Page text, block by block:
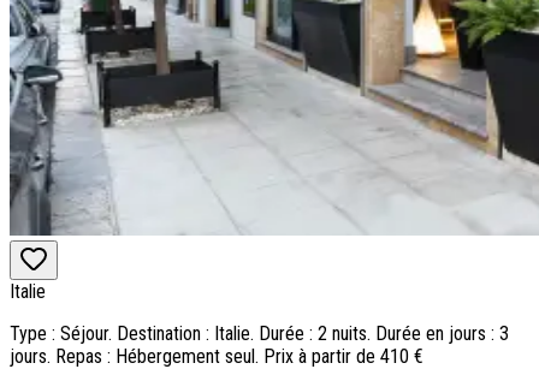
Italie
Type : Séjour. Destination : Italie. Durée : 2 nuits. Durée en jours : 3
jours. Repas : Hébergement seul. Prix à partir de 410 €